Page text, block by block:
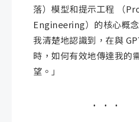
落）模型和提示工程 （
Engineering）的核心概
我清楚地認識到，在與
時，如何有效地傳達我的
望。」